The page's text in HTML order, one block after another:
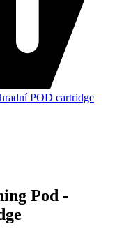
POD cartridge
Pod -